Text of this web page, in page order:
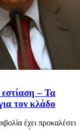
– Τα
τον κλάδο
έχει προκαλέσει